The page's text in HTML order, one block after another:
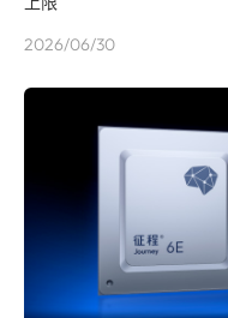
2026/06/30